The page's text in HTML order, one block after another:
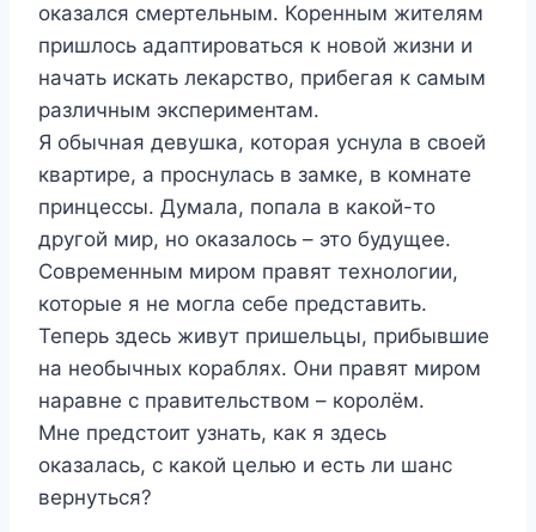
оказался смертельным. Коренным жителям
пришлось адаптироваться к новой жизни и
начать искать лекарство, прибегая к самым
различным экспериментам.
Я обычная девушка, которая уснула в своей
квартире, а проснулась в замке, в комнате
принцессы. Думала, попала в какой-то
другой мир, но оказалось – это будущее.
Современным миром правят технологии,
которые я не могла себе представить.
Теперь здесь живут пришельцы, прибывшие
на необычных кораблях. Они правят миром
наравне с правительством – королём.
Мне предстоит узнать, как я здесь
оказалась, с какой целью и есть ли шанс
вернуться?